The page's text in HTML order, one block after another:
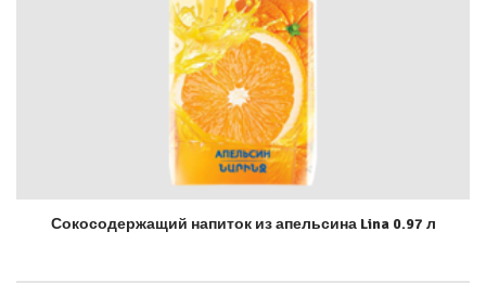
Сокосодержащий напиток из апельсина Lina 0.97 л